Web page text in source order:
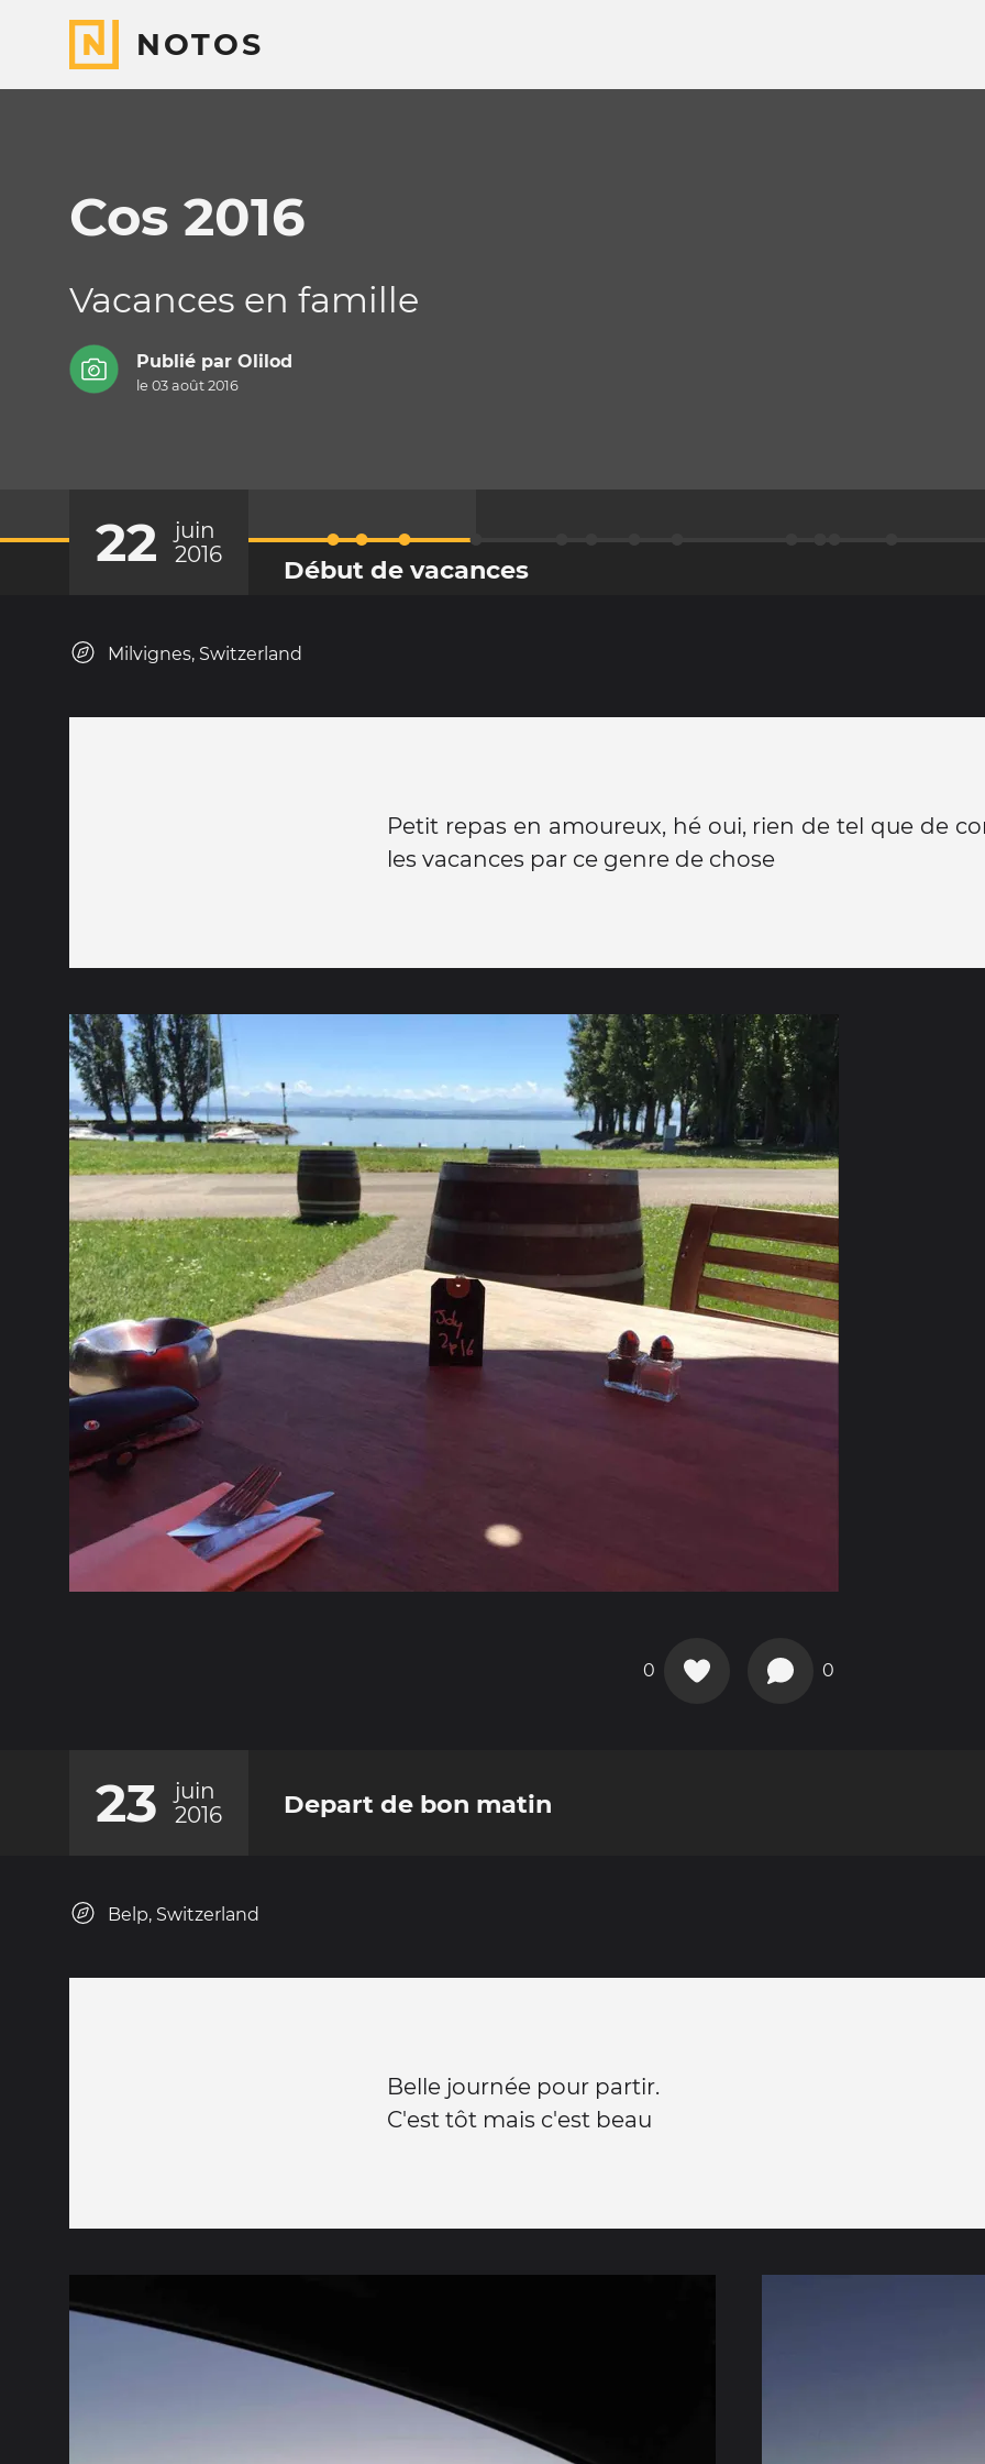
NOTOS
Cos 2016
Vacances en famille
Publié par Olilod
le 03 août 2016
22
juin
2016
Début de vacances
Milvignes, Switzerland
Petit repas en amoureux, hé oui, rien de tel que de
les vacances par ce genre de chose
0 0
23
juin
2016
Depart de bon matin
Belp, Switzerland
Belle journée pour partir.
C'est tôt mais c'est beau